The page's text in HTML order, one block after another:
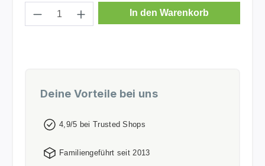
Produkt Anzahl: Gib den gewünschten
In den Warenkorb
Deine Vorteile bei uns
4,9/5 bei Trusted Shops
Familiengeführt seit 2013